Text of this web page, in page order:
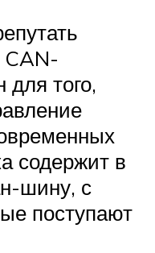
CAN-
того,
содержит в
шину, с
поступают